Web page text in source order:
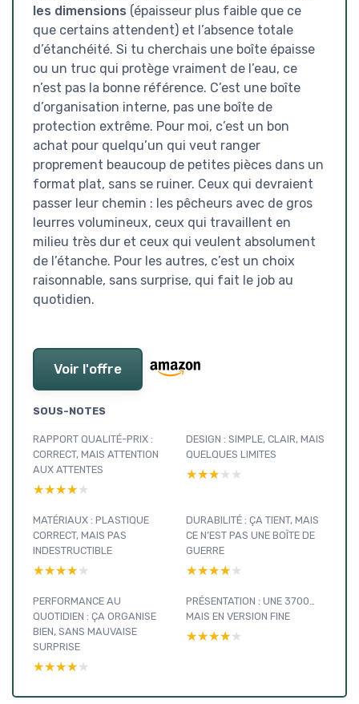
les dimensions (épaisseur plus faible que ce
que certains attendent) et l’absence totale
d’étanchéité. Si tu cherchais une boîte épaisse
ou un truc qui protège vraiment de l’eau, ce
n’est pas la bonne référence. C’est une boîte
d’organisation interne, pas une boîte de
protection extrême. Pour moi, c’est un bon
achat pour quelqu’un qui veut ranger
proprement beaucoup de petites pièces dans un
format plat, sans se ruiner. Ceux qui devraient
passer leur chemin : les pêcheurs avec de gros
leurres volumineux, ceux qui travaillent en
milieu très dur et ceux qui veulent absolument
de l’étanche. Pour les autres, c’est un choix
raisonnable, sans surprise, qui fait le job au
quotidien.
Voir l'offre
SOUS-NOTES
RAPPORT QUALITÉ-PRIX :
CORRECT, MAIS ATTENTION
AUX ATTENTES
★★★★★
★★★★★
DESIGN : SIMPLE, CLAIR, MAIS
QUELQUES LIMITES
★★★★★
★★★★★
MATÉRIAUX : PLASTIQUE
CORRECT, MAIS PAS
INDESTRUCTIBLE
★★★★★
★★★★★
DURABILITÉ : ÇA TIENT, MAIS
CE N’EST PAS UNE BOÎTE DE
GUERRE
★★★★★
★★★★★
PERFORMANCE AU
QUOTIDIEN : ÇA ORGANISE
BIEN, SANS MAUVAISE
SURPRISE
★★★★★
★★★★★
PRÉSENTATION : UNE 3700…
MAIS EN VERSION FINE
★★★★★
★★★★★